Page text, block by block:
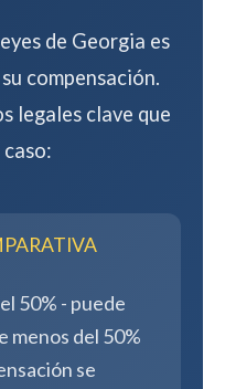
de Georgia es
compensación.
legales clave que
50% - puede
menos del 50%
se